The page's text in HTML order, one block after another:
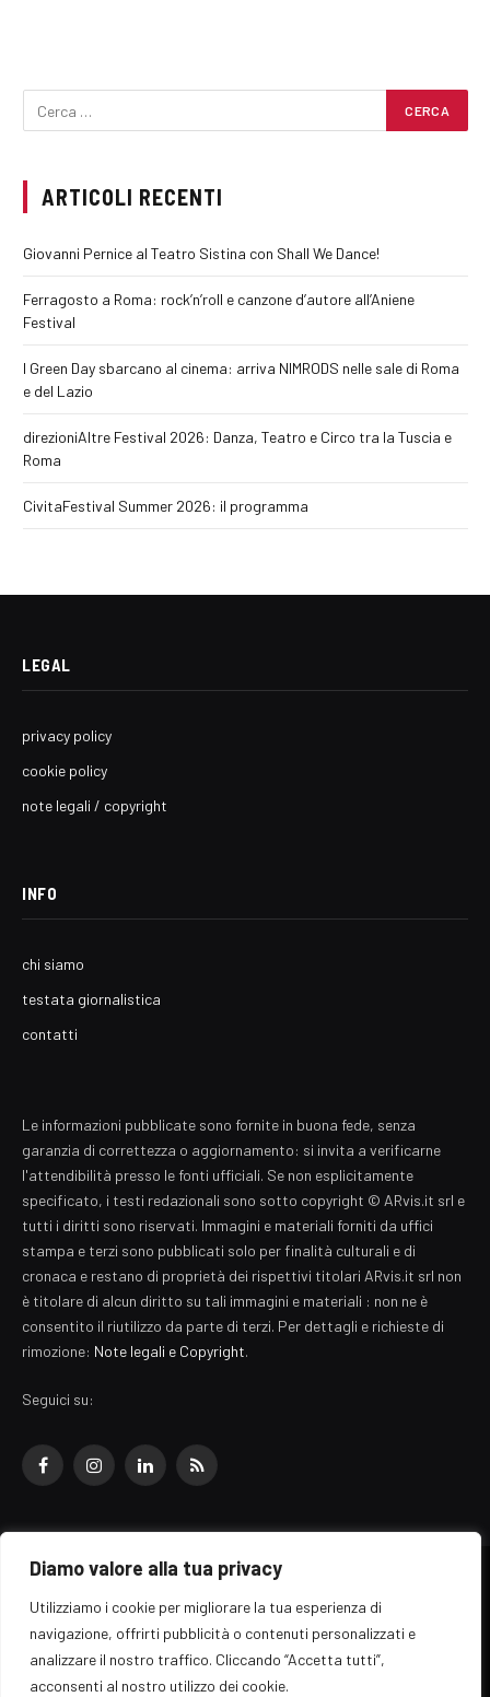
Diamo valore alla tua privacy
Utilizziamo i cookie per migliorare la tua esperienza di
navigazione, offrirti pubblicità o contenuti personalizzati e
analizzare il nostro traffico. Cliccando “Accetta tutti”,
acconsenti al nostro utilizzo dei cookie.
ARTICOLI RECENTI
Giovanni Pernice al Teatro Sistina con Shall We Dance!
Ferragosto a Roma: rock’n’roll e canzone d’autore all’Aniene
Festival
I Green Day sbarcano al cinema: arriva NIMRODS nelle sale di Roma
e del Lazio
direzioniAltre Festival 2026: Danza, Teatro e Circo tra la Tuscia e
Roma
CivitaFestival Summer 2026: il programma
LEGAL
privacy policy
cookie policy
note legali / copyright
INFO
chi siamo
testata giornalistica
contatti
Le informazioni pubblicate sono fornite in buona fede, senza
garanzia di correttezza o aggiornamento: si invita a verificarne
l'attendibilità presso le fonti ufficiali. Se non esplicitamente
specificato, i testi redazionali sono sotto copyright © ARvis.it srl e
tutti i diritti sono riservati. Immagini e materiali forniti da uffici
stampa e terzi sono pubblicati solo per finalità culturali e di
cronaca e restano di proprietà dei rispettivi titolari ARvis.it srl non
è titolare di alcun diritto su tali immagini e materiali : non ne è
consentito il riutilizzo da parte di terzi. Per dettagli e richieste di
rimozione: Note legali e Copyright.
Seguici su:
FacebookInstagramLinkedInRSS
© 2026 EZ Rome Designed by ARvis.it
Il portale EZ Rome e' una testata giornalistica di carattere generalista
registrata al tribunale di Roma - Numero 389/2008
Direttore responsabile: Raffaella Roani - ISSN: 2036-783X
Edito da ARvis.it srl - via Alessandria 88 - 00198 Roma CF/PI/R.I.